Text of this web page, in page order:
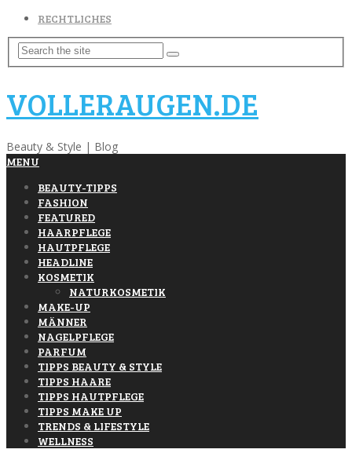
RECHTLICHES
VOLLERAUGEN.DE
Beauty & Style | Blog
MENU
BEAUTY-TIPPS
FASHION
FEATURED
HAARPFLEGE
HAUTPFLEGE
HEADLINE
KOSMETIK
NATURKOSMETIK
MAKE-UP
MÄNNER
NAGELPFLEGE
PARFUM
TIPPS BEAUTY & STYLE
TIPPS HAARE
TIPPS HAUTPFLEGE
TIPPS MAKE UP
TRENDS & LIFESTYLE
WELLNESS